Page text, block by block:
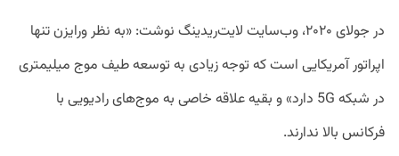
در جولای ۲۰۲۰، وب‌سایت لایت‌ریدینگ نوشت: «به نظر ورایزن تنها
اپراتور آمریکایی است که توجه زیادی به توسعه طیف موج میلیمتری
در شبکه 5G دارد» و بقیه علاقه خاصی به موج‌های رادیویی با
فرکانس بالا ندارند.